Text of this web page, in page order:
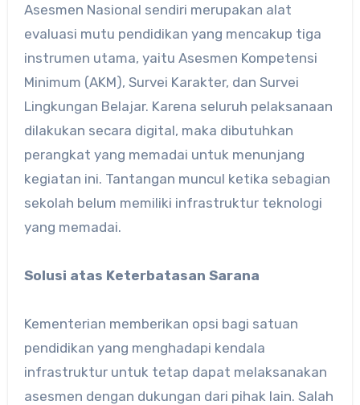
Asesmen Nasional sendiri merupakan alat
evaluasi mutu pendidikan yang mencakup tiga
instrumen utama, yaitu Asesmen Kompetensi
Minimum (AKM), Survei Karakter, dan Survei
Lingkungan Belajar. Karena seluruh pelaksanaan
dilakukan secara digital, maka dibutuhkan
perangkat yang memadai untuk menunjang
kegiatan ini. Tantangan muncul ketika sebagian
sekolah belum memiliki infrastruktur teknologi
yang memadai.
Solusi atas Keterbatasan Sarana
Kementerian memberikan opsi bagi satuan
pendidikan yang menghadapi kendala
infrastruktur untuk tetap dapat melaksanakan
asesmen dengan dukungan dari pihak lain. Salah